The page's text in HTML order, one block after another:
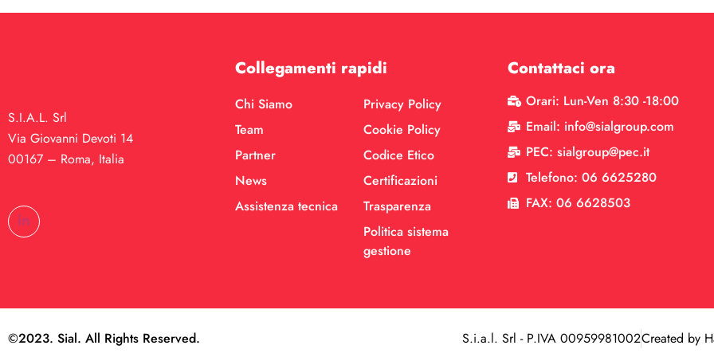
S.I.A.L. Srl
Via Giovanni Devoti 14
00167 – Roma, Italia
Collegamenti rapidi
Chi Siamo
Team
Partner
News
Assistenza tecnica
Privacy Policy
Cookie Policy
Codice Etico
Certificazioni
Trasparenza
Politica sistema
gestione
Contattaci ora
Orari: Lun-Ven 8:30 -18:00
Email: info@sialgroup.com
PEC: sialgroup@pec.it
Telefono: 06 6625280
FAX: 06 6628503
©2023. Sial. All Rights Reserved. S.i.a.l. Srl - P.IVA 00959981002Created by